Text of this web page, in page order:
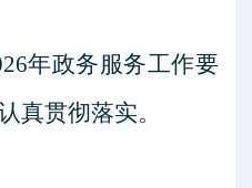
年政务服务工作要
真贯彻落实。